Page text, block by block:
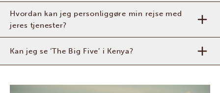
Hvordan kan jeg personliggøre min rejse med
jeres tjenester?
Kan jeg se ‘The Big Five’ i Kenya?